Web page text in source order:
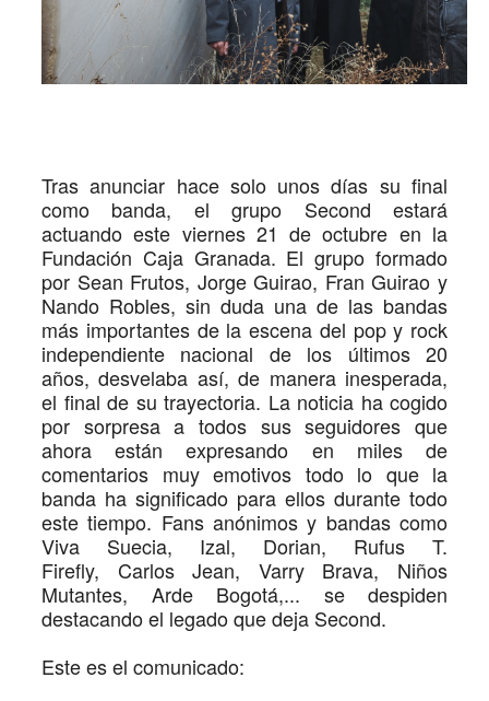
Tras anunciar hace solo unos días su final
como banda, el grupo Second estará
actuando este viernes 21 de octubre en la
Fundación Caja Granada. El grupo formado
por Sean Frutos, Jorge Guirao, Fran Guirao y
Nando Robles, sin duda una de las bandas
más importantes de la escena del pop y rock
independiente nacional de los últimos 20
años, desvelaba así, de manera inesperada,
el final de su trayectoria. La noticia ha cogido
por sorpresa a todos sus seguidores que
ahora están expresando en miles de
comentarios muy emotivos todo lo que la
banda ha significado para ellos durante todo
este tiempo. Fans anónimos y bandas como
Viva Suecia, Izal, Dorian, Rufus T.
Firefly, Carlos Jean, Varry Brava, Niños
Mutantes, Arde Bogotá,... se despiden
destacando el legado que deja Second.
Este es el comunicado: